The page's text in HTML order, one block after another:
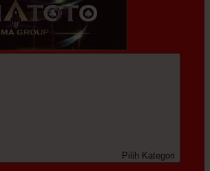
Pilih Kategori